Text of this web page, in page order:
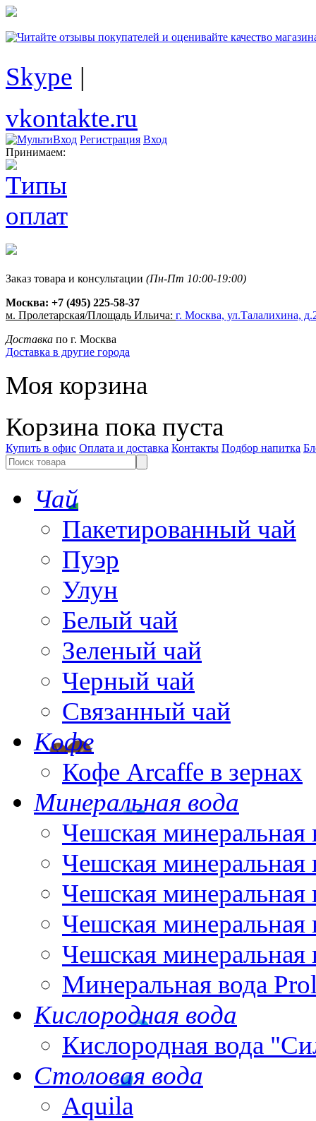
Skype |
vkontakte.ru
Регистрация Вход
Принимаем:
Заказ товара и консультации (Пн-Пт 10:00-19:00)
Москва: +7 (495) 225-58-37
м. Пролетарская/Площадь Ильича: г. Москва, ул.Талалихина,
Доставка по г. Москва
Доставка в другие города
Моя корзина
Корзина пока пуста
Купить в офис Оплата и доставка Контакты Подбор напитка
Чай
Пакетированный чай
Пуэр
Улун
Белый чай
Зеленый чай
Черный чай
Связанный чай
Кофе
Кофе Arcaffe в зернах
Минеральная вода
Чешская минеральная
Чешская минеральная
Чешская минеральная
Чешская минеральная
Чешская минеральная
Минеральная вода
Кислородная вода
Кислородная вода
Столовая вода
Aquila